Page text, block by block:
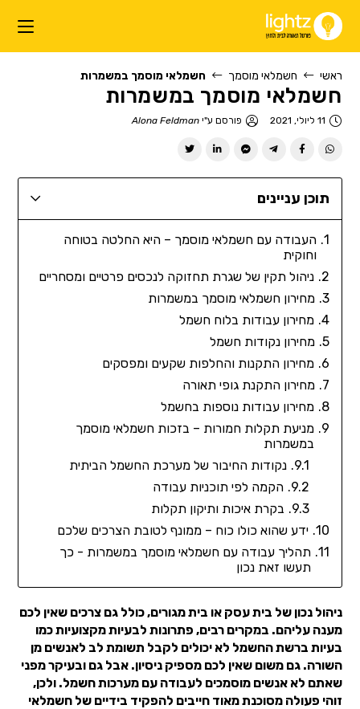
ראשי חשמלאי מוסמך חשמלאי מוסמך במשמרות
חשמלאי מוסמך במשמרות
11 ליולי, 2021 פורסם ע"יAlona Feldman
תוכן עניינים
העבודה עם חשמלאי מוסמך – היא החלטה בטוחה
וחוקית
ניהול תקין של שגרת תחזוקה לנכסים פרטיים ומסחריים
מחירון חשמלאי מוסמך במשמרות
מחירון עבודות בלוח חשמל
מחירון נקודות חשמל
מחירון התקנות והחלפות שקעים ומפסקים
מחירון התקנת גופי תאורה
מחירון עבודות נוספות בחשמל
מניעת תקלות חמורות – בזכות חשמלאי מוסמך
במשמרות
נקודות החיבור של מערכת החשמל הביתית
הקמה לפי תוכניות עבודה
בקרת איכות ותיקון תקלות
ידע שהוא כולו כוח – ממונף לטובת הצרכים שלכם
תהליך עבודה עם חשמלאי מוסמך במשמרות - כך
תעשו זאת נכון
ניהול נכון של בית עסק או בית מגורים, כולל גם צרכים שאין לכם
מענה עליהם. במקרים רבים, פתרונות לבעיות מקצועיות כמו
בעיות ברשת החשמל לא יכולים לקבל תשומת לב לאנשים מן
השורה. גם משום שאין לכם מספיק ניסיון. אבל גם ובעיקר מפני
שאתם לא אנשים מוסמכים לעבודה עם מערכות חשמל. ולכן,
זוהי פעולה מסוכנת מאוד חייבים להפקיד בידיים של חשמלאי